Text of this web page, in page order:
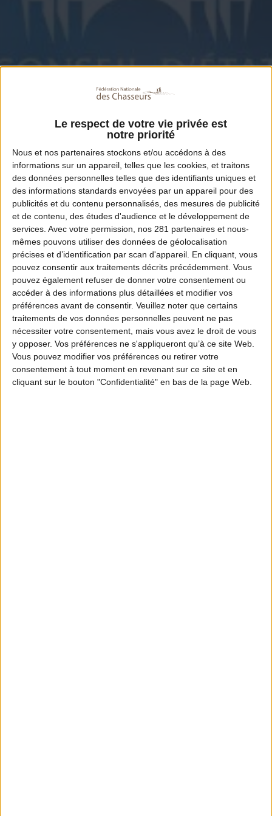
Le respect de votre vie privée est
notre priorité
Nous et nos partenaires stockons et/ou accédons à des
informations sur un appareil, telles que les cookies, et traitons
des données personnelles telles que des identifiants uniques et
des informations standards envoyées par un appareil pour des
publicités et du contenu personnalisés, des mesures de publicité
et de contenu, des études d'audience et le développement de
services. Avec votre permission, nos 281 partenaires et nous-
mêmes pouvons utiliser des données de géolocalisation
précises et d’identification par scan d'appareil. En cliquant, vous
pouvez consentir aux traitements décrits précédemment. Vous
pouvez également refuser de donner votre consentement ou
accéder à des informations plus détaillées et modifier vos
préférences avant de consentir. Veuillez noter que certains
traitements de vos données personnelles peuvent ne pas
nécessiter votre consentement, mais vous avez le droit de vous
y opposer. Vos préférences ne s'appliqueront qu’à ce site Web.
Vous pouvez modifier vos préférences ou retirer votre
consentement à tout moment en revenant sur ce site et en
cliquant sur le bouton "Confidentialité" en bas de la page Web.